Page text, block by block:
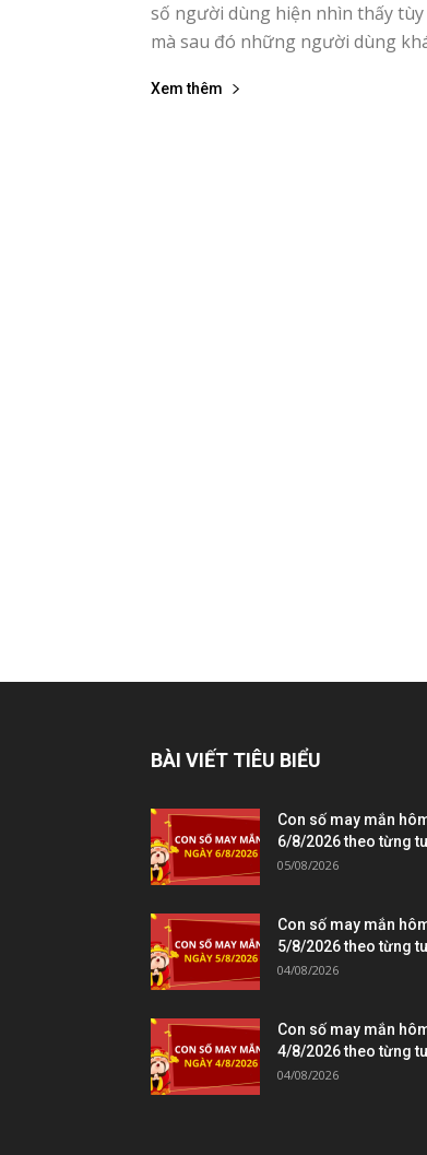
số người dùng hiện nhìn thấy tùy
mà sau đó những người dùng
Xem thêm
BÀI VIẾT TIÊU BIỂU
Con số may mắn
6/8/2026 theo từng
05/08/2026
Con số may mắn
5/8/2026 theo từng
04/08/2026
Con số may mắn
4/8/2026 theo từng
04/08/2026